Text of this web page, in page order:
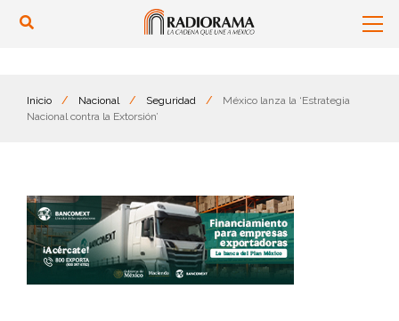
Inicio / Nacional / Seguridad /
México lanza la ‘Estrategia
Nacional contra la Extorsión’